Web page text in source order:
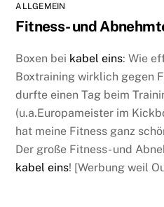
ALLGEMEIN
Fitness- und
Boxen bei kabel eins: Wie
Boxtraining wirklich gegen
durfte einen Tag beim
(u.a.Europameister im
hat meine Fitness ganz
Der große Fitness- und
kabel eins! [Werbung weil